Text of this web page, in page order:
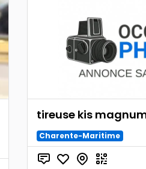
tireuse kis
Charente-Maritime